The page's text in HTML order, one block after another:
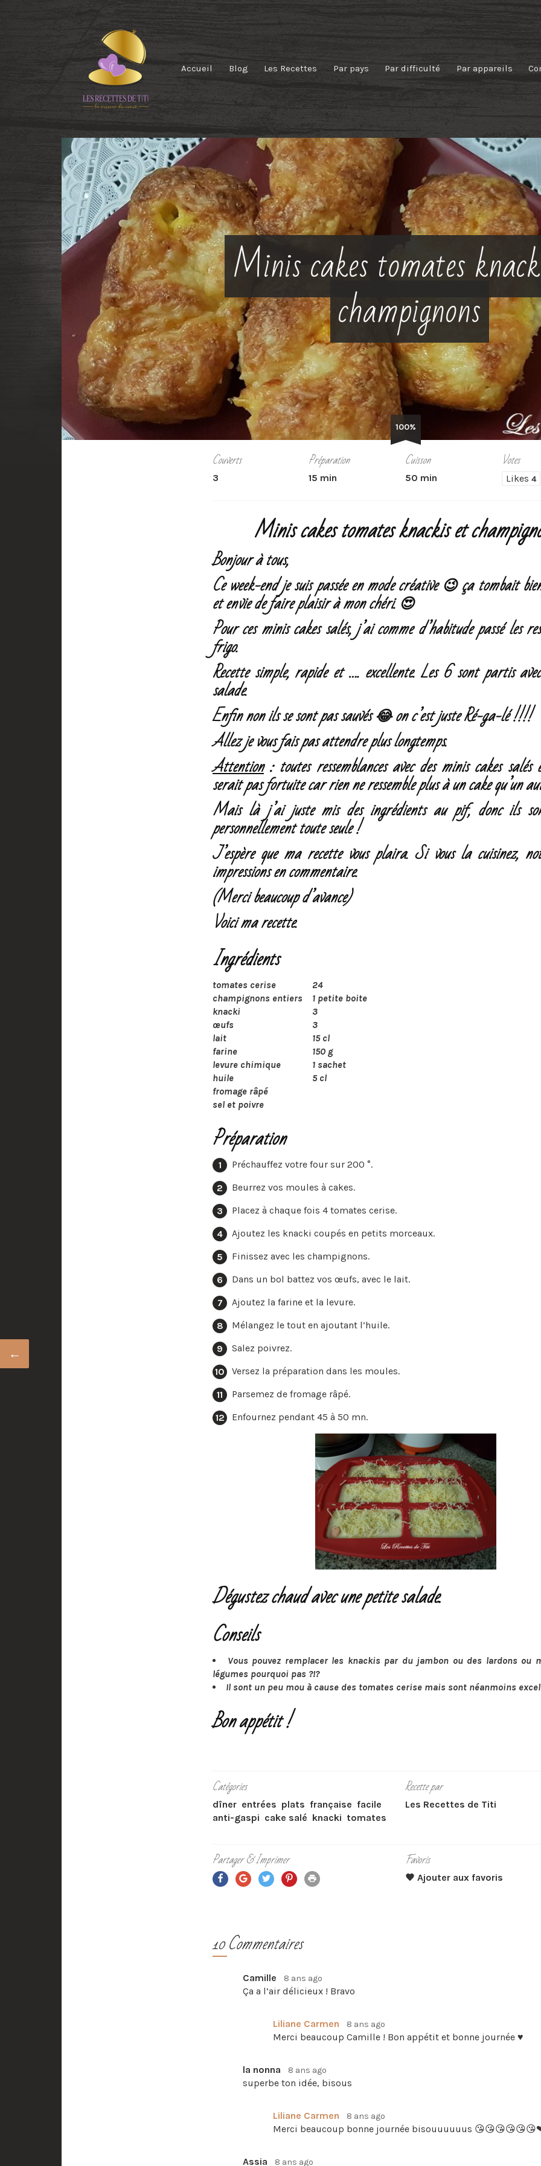
Accueil Blog Les Recettes Par pays Par difficulté Par appareils
Minis cakes tomates
champignons
100%
Couverts
3
Préparation
15 min
Cuisson
50 min
Votes
Likes 4
Minis cakes tomates knackis et
Bonjour à tous,
Ce week-end je suis passée en mode créative 😉 ça tombait
et envie de faire plaisir à mon chéri. 😍
Pour ces minis cakes salés, j’ai comme d’habitude passé les
frigo.
Recette simple, rapide et …. excellente. Les 6 sont partis
salade.
Enfin non ils se sont pas sauvés 😂 on c’est juste Ré-ga-lé !!!!
Allez je vous fais pas attendre plus longtemps.
Attention: toutes ressemblances avec des minis cakes salés
serait pas fortuite car rien ne ressemble plus à un cake qu’un
Mais là j’ai juste mis des ingrédients au pif, donc ils
personnellement toute seule !
J’espère que ma recette vous plaira. Si vous la cuisinez,
impressions en commentaire.
(Merci beaucoup d’avance)
Voici ma recette.
Ingrédients
tomates cerise
24
champignons entiers
1 petite boite
knacki
3
œufs
3
lait
15 cl
farine
150 g
levure chimique
1 sachet
huile
5 cl
fromage râpé
sel et poivre
Préparation
Préchauffez votre four sur 200 °.
Beurrez vos moules à cakes.
Placez à chaque fois 4 tomates cerise.
Ajoutez les knacki coupés en petits morceaux.
Finissez avec les champignons.
Dans un bol battez vos œufs, avec le lait.
Ajoutez la farine et la levure.
Mélangez le tout en ajoutant l’huile.
Salez poivrez.
Versez la préparation dans les moules.
Parsemez de fromage râpé.
Enfournez pendant 45 à 50 mn.
Dégustez chaud avec une petite salade.
Conseils
Vous pouvez remplacer les knackis par du jambon ou des lardons ou
légumes pourquoi pas ?!?
Il sont un peu mou à cause des tomates cerise mais sont néanmoins
Bon appétit !
Catégories
dîner entrées plats française facile
anti-gaspi cake salé knacki tomates
Recette par
Les Recettes de Titi
Partager & Imprimer Favoris
10 Commentaires
Camille 8 ans ago
Ça a l’air délicieux ! Bravo
Liliane Carmen 8 ans ago
Merci beaucoup Camille ! Bon appétit et bonne journée ♥
la nonna 8 ans ago
superbe ton idée, bisous
Liliane Carmen 8 ans ago
Merci beaucoup bonne journée bisouuuuuus
Assia 8 ans ago